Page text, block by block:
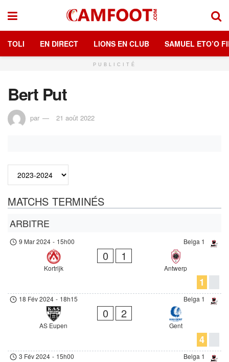
TOLI EN DIRECT LIONS EN CLUB SAMUEL ETO’O
PUBLICITÉ
Bert Put
par 21 août 2022
MATCHS TERMINÉS
ARBITRE
Belga 1
9 Mar 2024 - 15h00
Kortrijk
0 1
Antwerp
1
Belga 1
18 Fév 2024 - 18h15
AS Eupen
0 2
Gent
4
Belga 1
3 Fév 2024 - 15h00